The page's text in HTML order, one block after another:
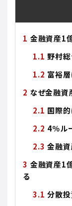
金融資産1
野村
富裕
なぜ金融資
国際
4％ル
金融資
金融資産1
る
分散投